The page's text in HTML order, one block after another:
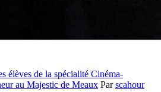
élèves de la spécialité Cinéma-
au Majestic de Meaux Parscahour